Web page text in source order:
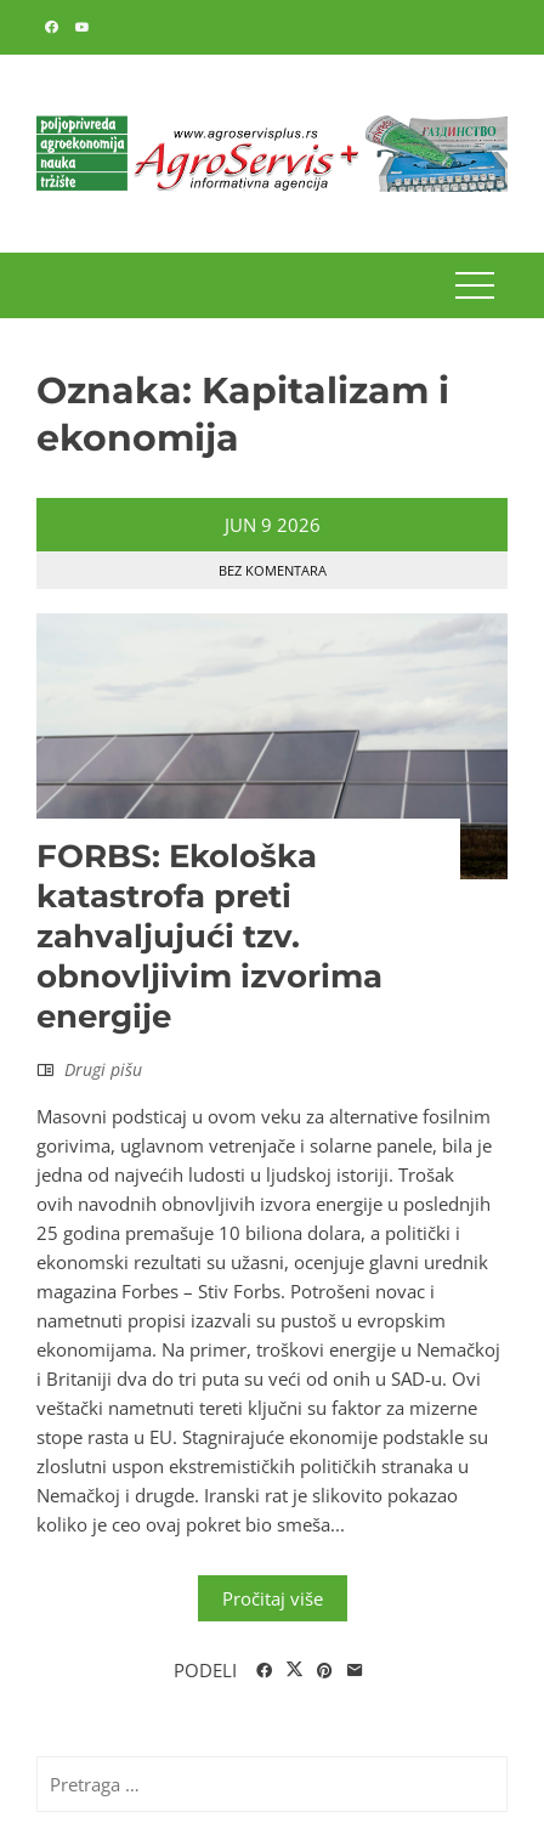
Oznaka: Kapitalizam i
ekonomija
JUN 9 2026
BEZ KOMENTARA
FORBS: Ekološka
katastrofa preti
zahvaljujući tzv.
obnovljivim izvorima
energije
Drugi pišu
Masovni podsticaj u ovom veku za alternative fosilnim
gorivima, uglavnom vetrenjače i solarne panele, bila je
jedna od najvećih ludosti u ljudskoj istoriji. Trošak
ovih navodnih obnovljivih izvora energije u poslednjih
25 godina premašuje 10 biliona dolara, a politički i
ekonomski rezultati su užasni, ocenjuje glavni urednik
magazina Forbes – Stiv Forbs. Potrošeni novac i
nametnuti propisi izazvali su pustoš u evropskim
ekonomijama. Na primer, troškovi energije u Nemačkoj
i Britaniji dva do tri puta su veći od onih u SAD-u. Ovi
veštački nametnuti tereti ključni su faktor za mizerne
stope rasta u EU. Stagnirajuće ekonomije podstakle su
zloslutni uspon ekstremističkih političkih stranaka u
Nemačkoj i drugde. Iranski rat je slikovito pokazao
koliko je ceo ovaj pokret bio smeša...
Pročitaj više
PODELI
za: